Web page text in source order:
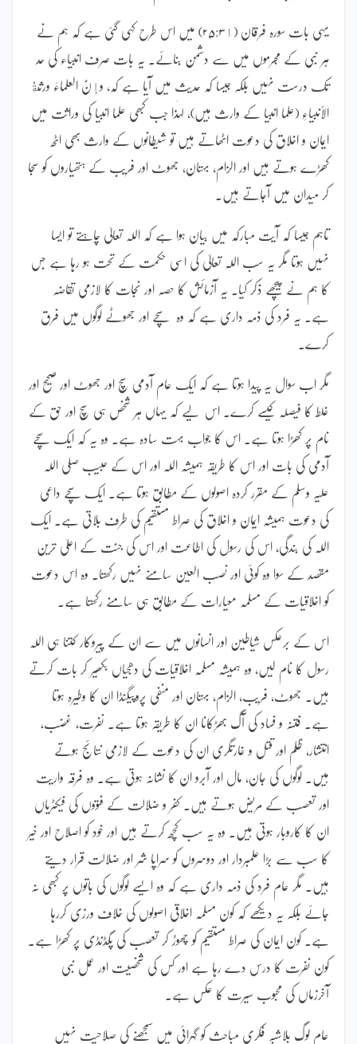
یہی بات سورہ فرقان (۲۵:۳١) میں اس طرح کہی گئی ہے کہ ہم نے
ہر نبی کے مجرموں میں سے دشمن بنائے۔ یہ بات صرف انبیاء کی حد
تک درست نہیں بلکہ جیسا کہ حدیث میں آیا ہے کہ، وإنَّ العلماءَ ورثةُ
الأنبیاءِ (علما انبیا کے وارث ہیں)، لہٰذا جب کبھی علما انبیا کی وراثت میں
ایمان و اخلاق کی دعوت اٹھاتے ہیں تو شیطانوں کے وارث بھی اٹھ
کھڑے ہوتے ہیں اور الزام، بہتان، جھوٹ اور فریب کے ہتھیاروں کو سجا
کر میدان میں آجاتے ہیں۔
تاہم جیسا کہ آیت مبارکہ میں بیان ہوا ہے کہ اللہ تعالیٰ چاہتے تو ایسا
نہیں ہوتا مگر یہ سب اللہ تعالیٰ کی اسی حکمت کے تحت ہو رہا ہے جس
کا ہم نے پیچھے ذکر کیا۔ یہ آزمائش کا حصہ اور نجات کا لازمی تقاضہ
ہے۔ یہ فرد کی ذمہ داری ہے کہ وہ سچے اور جھوٹے لوگوں میں فرق
کرے۔
مگر اب سوال یہ پیدا ہوتا ہے کہ ایک عام آدمی سچ اور جھوٹ اور صحیح اور
غلط کا فیصلہ کیسے کرے۔ اس لیے کہ یہاں ہر شخص ہی سچ اور حق کے
نام پر کھڑا ہوتا ہے۔ اس کا جواب بہت سادہ ہے۔ وہ یہ کہ ایک سچے
آدمی کی بات اور اس کا طریقہ ہمیشہ اللہ اور اس کے حبیب صلی اللہ
علیہ وسلم کے مقرر کردہ اصولوں کے مطابق ہوتا ہے۔ ایک سچے داعی
کی دعوت ہمیشہ ایمان و اخلاق کی صراط مستقیم کی طرف بلاتی ہے۔ ایک
اللہ کی بندگی، اس کی رسول کی اطاعت اور اس کی جنت کے اعلیٰ ترین
مقصد کے سوا وہ کوئی اور نصب العین سامنے نہیں رکھتا۔ وہ اس دعوت
کو اخلاقیات کے مسلمہ معیارات کے مطابق ہی سامنے رکھتا ہے۔
اس کے برعکس شیاطین اور انسانوں میں سے ان کے پیروکار کتنا ہی اللہ
رسول کا نام لیں، وہ ہمیشہ مسلمہ اخلاقیات کی دھجیاں بکھیر کر بات کرتے
ہیں۔ جھوٹ، فریب، الزام، بہتان اور منفی پروپیگنڈا ان کا وطیرہ ہوتا
ہے۔ فتنہ و فساد کی آگ بھڑکانا ان کا طریقہ ہوتا ہے۔ نفرت، غضب،
انتشار، ظلم اور قتل و غارتگری ان کی دعوت کے لازمی نتائج ہوتے
ہیں۔ لوگوں کی جان، مال اور آبرو ان کا نشانہ ہوتی ہے۔ وہ فرقہ واریت
اور تعصب کے مریض ہوتے ہیں۔ کفر و ضلالت کے فتووں کی فیکٹریاں
ان کا کاروبار ہوتی ہیں۔ وہ یہ سب کچھ کرتے ہیں اور خود کو اصلاح اور خیر
کا سب سے بڑا علمبردار اور دوسروں کو سراپا شر اور ضلالت قرار دیتے
ہیں۔ مگر عام فرد کی ذمہ داری ہے کہ وہ ایسے لوگوں کی باتوں پر کبھی نہ
جائے بلکہ یہ دیکھے کہ کون مسلمہ اخلاقی اصولوں کی خلاف ورزی کررہا
ہے۔ کون ایمان کی صراط مستقیم کو چھوڑ کر تعصب کی پگڈنڈی پر کھڑا ہے۔
کون نفرت کا درس دے رہا ہے اور کس کی شخصیت اور عمل نبی
آخرزماں کی محبوب سیرت کا عکس ہے۔
عام لوگ بلاشبہ فکری مباحث کو گہرائی میں سمجھنے کی صلاحیت نہیں